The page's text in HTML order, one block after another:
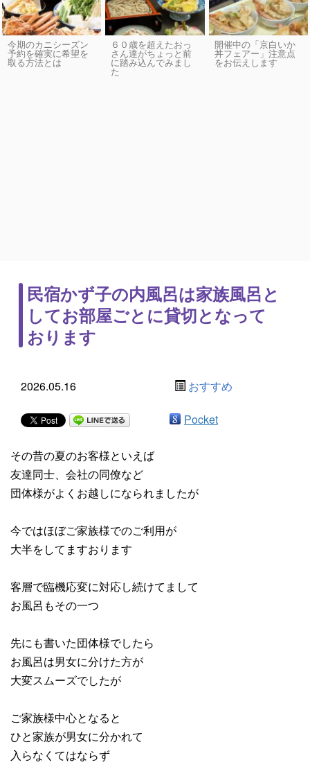
今期のカニシーズン
予約を確実に希望を
取る方法とは
６０歳を超えたおっ
さん達がちょっと前
に踏み込んでみまし
た
開催中の「京白いか
丼フェアー」注意点
をお伝えします
民宿かず子の内風呂は家族風呂と
してお部屋ごとに貸切となって
おります
2026.05.16 おすすめ
Pocket
その昔の夏のお客様といえば
友達同士、会社の同僚など
団体様がよくお越しになられましたが
今ではほぼご家族様でのご利用が
大半をしてますおります
客層で臨機応変に対応し続けてまして
お風呂もその一つ
先にも書いた団体様でしたら
お風呂は男女に分けた方が
大変スムーズでしたが
ご家族様中心となると
ひと家族が男女に分かれて
入らなくてはならず